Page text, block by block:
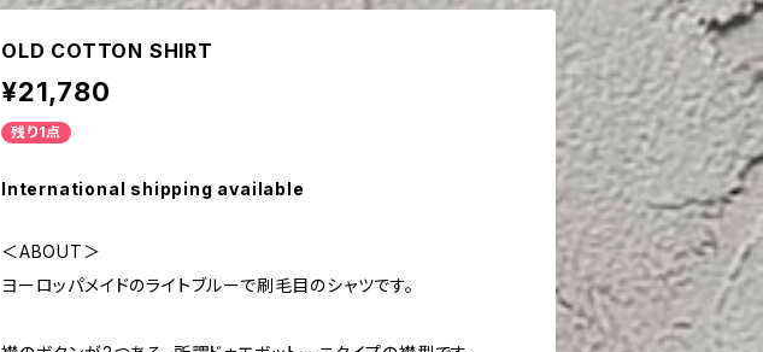
OLD COTTON SHIRT
¥21,780
残り1点
International shipping available
＜ABOUT＞
ヨーロッパメイドのライトブルーで刷毛目のシャツです。